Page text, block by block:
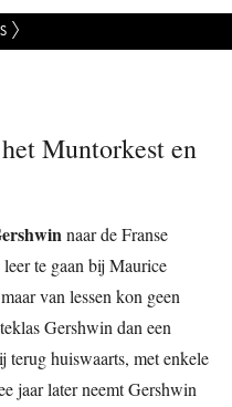
Muntorkest en
naar de Franse
te gaan bij Maurice
van lessen kon geen
Gershwin dan een
terug huiswaarts, met enkele
jaar later neemt Gershwin